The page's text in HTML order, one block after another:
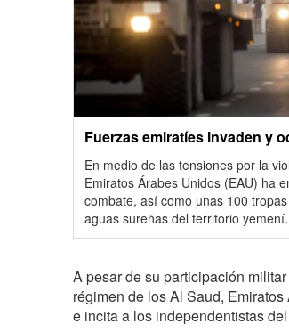
Fuerzas emiratíes invaden y
En medio de las tensiones por la
Emiratos Árabes Unidos (EAU) ha
combate, así como unas 100
aguas sureñas del territorio yemení.
A pesar de su participación
régimen de los Al Saud,
e incita a los independentistas